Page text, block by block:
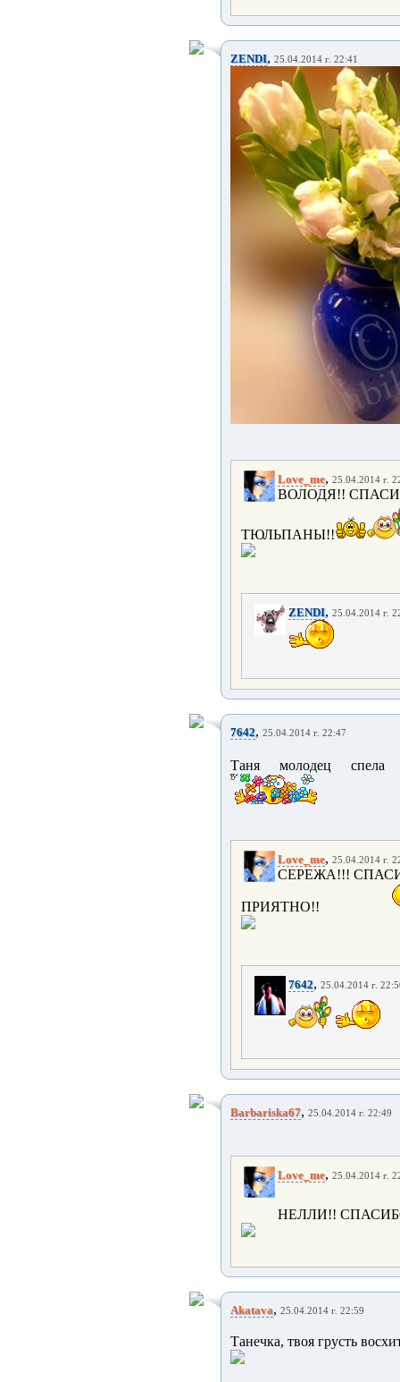
ZENDI, 25.04.2014 г. 22:41
Love_me, 25.04.2014 г.
ВОЛОДЯ!!
ТЮЛЬПАНЫ!!
ZENDI, 25.04.2014 г.
7642, 25.04.2014 г. 22:47
Таня молодец
Love_me, 25.04.2014 г.
СЕРЕЖА!!!
ПРИЯТНО!!
7642, 25.04.2014 г.
Barbariska67, 25.04.2014 г. 22:49
Love_me, 25.04.2014 г.
НЕЛЛИ!!
Akatava, 25.04.2014 г. 22:59
Танечка, твоя грусть